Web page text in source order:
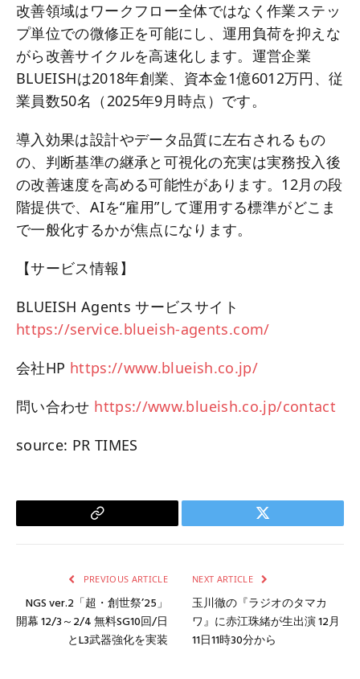
改善領域はワークフロー全体ではなく作業ステッ
プ単位での微修正を可能にし、運用負荷を抑えな
がら改善サイクルを高速化します。運営企業
BLUEISHは2018年創業、資本金1億6012万円、従
業員数50名（2025年9月時点）です。
導入効果は設計やデータ品質に左右されるもの
の、判断基準の継承と可視化の充実は実務投入後
の改善速度を高める可能性があります。12月の段
階提供で、AIを“雇用”して運用する標準がどこま
で一般化するかが焦点になります。
【サービス情報】
BLUEISH Agents サービスサイト
https://service.blueish-agents.com/
会社HP https://www.blueish.co.jp/
問い合わせ https://www.blueish.co.jp/contact
source: PR TIMES
Copy
Twitter
PREVIOUS ARTICLE
NGS ver.2「超・創世祭’25」
開幕 12/3～2/4 無料SG10回/日
とL3武器強化を実装
NEXT ARTICLE
玉川徹の『ラジオのタマカ
ワ』に赤江珠緒が生出演 12月
11日11時30分から